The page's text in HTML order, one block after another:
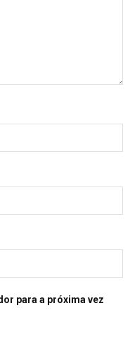
para a próxima vez